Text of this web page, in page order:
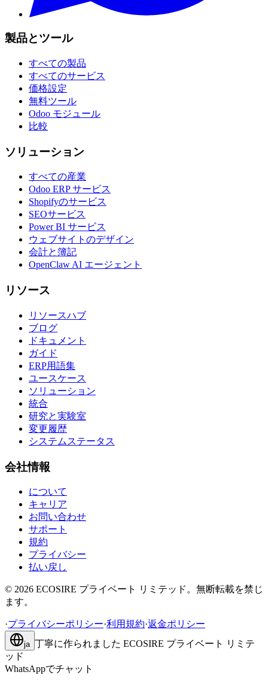
製品とツール
すべての製品
すべてのサービス
価格設定
無料ツール
Odoo モジュール
比較
ソリューション
すべての産業
Odoo ERP サービス
Shopifyのサービス
SEOサービス
Power BI サービス
ウェブサイトのデザイン
会計と簿記
OpenClaw AI エージェント
リソース
リソースハブ
ブログ
ドキュメント
ガイド
ERP用語集
ユースケース
ソリューション
統合
研究と実験室
変更履歴
システムステータス
会社情報
について
キャリア
お問い合わせ
サポート
規約
プライバシー
払い戻し
© 2026 ECOSIRE プライベート リミテッド。無断転載を禁じ
ます。
·プライバシーポリシー·利用規約·返金ポリシー
ja 丁寧に作られました ECOSIRE プライベート リミテ
ッド
WhatsAppでチャット